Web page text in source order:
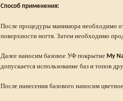
Способ применения:
После процедуры маникюра необходимо
поверхности ногтя. Затем необходимо
Далее наносим базовое УФ покрытие My
допускается использование баз и топов
После нанесения базового наносим